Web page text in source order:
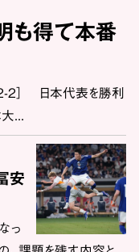
も得て本番
2］ 日本代表を勝利
...
安
っ